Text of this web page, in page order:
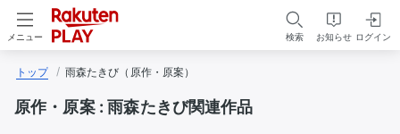
メニュー 検索 お知らせ ログイン
トップ 雨森たきび（原作・原案）
原作・原案 :雨森たきび関連作品